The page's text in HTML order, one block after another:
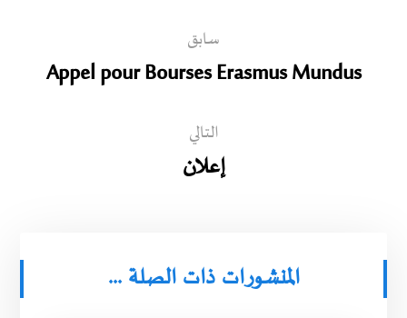
سابق
Appel pour Bourses Erasmus Mundus
التالي
إعلان
المنشورات ذات الصلة ...